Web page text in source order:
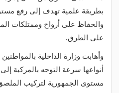
بطريقة علمية تهدف إلى رفع
والحفاظ على أرواح وممتلكات
على الطرق.
وأهابت وزارة الداخلية
أنواعها سرعة التوجه بالمركبة
مستوى الجمهورية لتركيب